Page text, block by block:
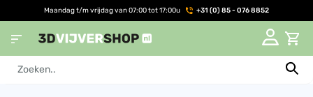
Maandag t/m vrijdag van 07:00 tot 17:00u +31 (0) 85 - 076 8852